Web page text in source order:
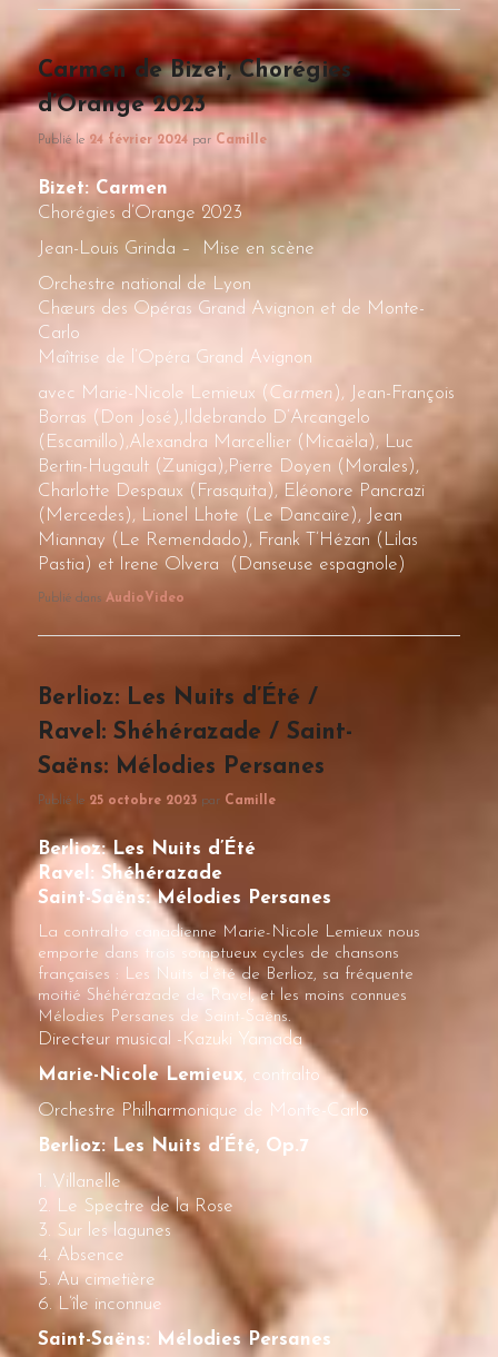
Carmen de Bizet, Chorégies
d’Orange 2023
Publié le 24 février 2024 par Camille
Bizet: Carmen
Chorégies d’Orange 2023
Jean-Louis Grinda – Mise en scène
Orchestre national de Lyon
Chœurs des Opéras Grand Avignon et de Monte-
Carlo
Maîtrise de l’Opéra Grand Avignon
avec Marie-Nicole Lemieux ( Carmen ), Jean-François
Borras (Don José),Ildebrando D’Arcangelo
(Escamillo),Alexandra Marcellier (Micaëla), Luc
Bertin-Hugault (Zuniga),Pierre Doyen (Morales),
Charlotte Despaux (Frasquita), Eléonore Pancrazi
(Mercedes), Lionel Lhote (Le Dancaïre), Jean
Miannay (Le Remendado), Frank T’Hézan (Lilas
Pastia) et Irene Olvera (Danseuse espagnole)
Publié dans AudioVideo
Berlioz: Les Nuits d’Été /
Ravel: Shéhérazade / Saint-
Saëns: Mélodies Persanes
Publié le 25 octobre 2023 par Camille
Berlioz: Les Nuits d’Été
Ravel: Shéhérazade
Saint-Saëns: Mélodies Persanes
La contralto canadienne Marie-Nicole Lemieux nous
emporte dans trois somptueux cycles de chansons
françaises : Les Nuits d’été de Berlioz, sa fréquente
moitié Shéhérazade de Ravel, et les moins connues
Mélodies Persanes de Saint-Saëns.
Directeur musical -Kazuki Yamada
Marie-Nicole Lemieux, contralto
Orchestre Philharmonique de Monte-Carlo
Berlioz: Les Nuits d’Été, Op.7
1. Villanelle
2. Le Spectre de la Rose
3. Sur les lagunes
4. Absence
5. Au cimetière
6. L’île inconnue
Saint-Saëns: Mélodies Persanes